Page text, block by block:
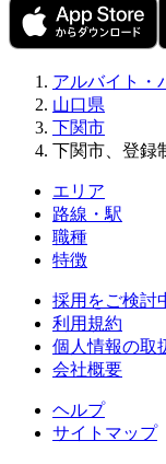
アルバイト・
山口県
下関市
下関市、登録
エリア
路線・駅
職種
特徴
採用をご検討
利用規約
個人情報の取
会社概要
ヘルプ
サイトマップ